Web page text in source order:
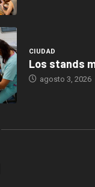
CIUDAD
Los stands
agosto 3, 2026